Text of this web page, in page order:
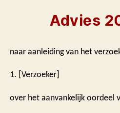
Advies
naar aanleiding van het
1. [Verzoeker]
over het aanvankelijk oordeel